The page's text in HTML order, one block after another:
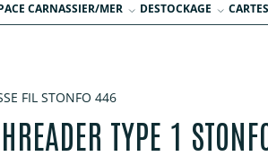
CARNASSIER/MER DESTOCKAGE
FIL STONFO 446
TYPE 1